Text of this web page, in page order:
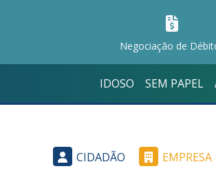
Negociação de
IDOSO SEM PAPEL
CIDADÃO EMPRESA